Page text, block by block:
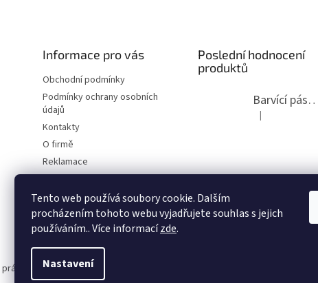
Tento web používá soubory cookie. Dalším
procházením tohoto webu vyjadřujete souhlas s jejich
používáním.. Více informacízde.
Nastavení
Informace pro vás
Obchodní podmínky
Podmínky ochrany osobních
údajů
Kontakty
O firmě
Reklamace
Elektromobilita 2020
Certifikáty
Možnosti dopravy
Poslední hodnocení
produktů
Barvící páska pro psací stroje DIN 1, DIN
Hodnocení
|
práva vyhrazena.